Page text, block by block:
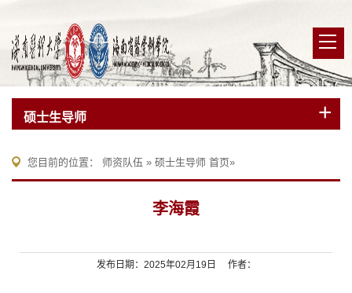
硕士生导师
您目前的位置： 师资队伍 » 硕士生导师 首页»
李海霞
发布日期：2025年02月19日 作者：